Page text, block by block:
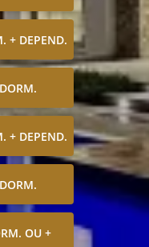
+ DEPEND.
+ DEPEND.
OU +